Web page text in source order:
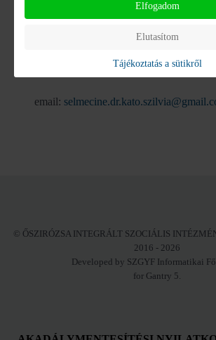
Telefon: +36-70/943-7567
email:
© ŐSZIRÓZSA INTEGRÁLT SZOCIÁLIS
2016 - 2026
Developed by SZGYF Informatikai
for Gantry 5.
Elfogadom
Elutasítom
Tájékoztatás a sütikről